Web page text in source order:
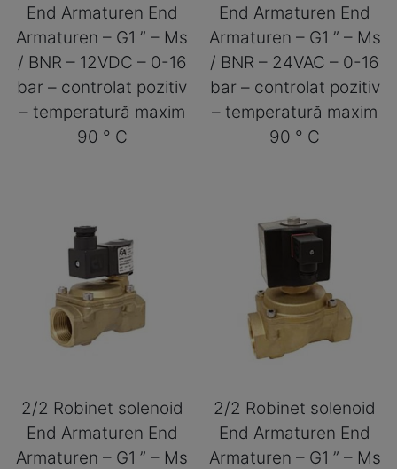
End Armaturen End
Armaturen – G1 ” – Ms
/ BNR – 12VDC – 0-16
bar – controlat pozitiv
– temperatură maxim
90 ° C
End Armaturen End
Armaturen – G1 ” – Ms
/ BNR – 24VAC – 0-16
bar – controlat pozitiv
– temperatură maxim
90 ° C
2/2 Robinet solenoid
End Armaturen End
Armaturen – G1 ” – Ms
2/2 Robinet solenoid
End Armaturen End
Armaturen – G1 ” – Ms